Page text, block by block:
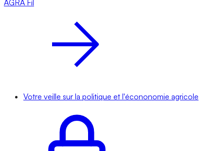
AGRA Fil
Votre veille sur la politique et l'écononomie agricole